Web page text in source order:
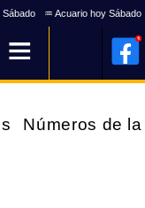
Sábado ♒ Acuario hoy Sábado
Números de